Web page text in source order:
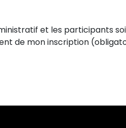
et les participants
de mon inscription